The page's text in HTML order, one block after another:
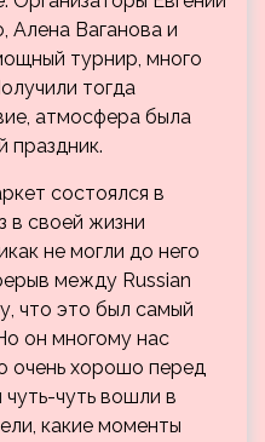
Алена Ваганова и
турнир, много
тогда
атмосфера была
праздник.
состоялся в
в своей жизни
не могли до него
между Russian
что это был самый
он многому нас
очень хорошо перед
чуть вошли в
какие моменты